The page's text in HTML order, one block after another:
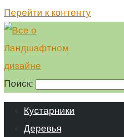
Перейти к контенту
Поиск:
Кустарники
Деревья